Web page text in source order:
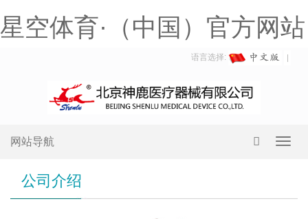
星空体育·（中国）官方网站
语言选择:
网站导航
公司介绍